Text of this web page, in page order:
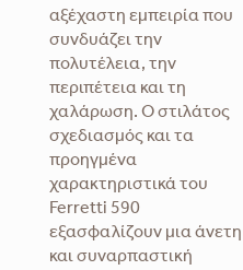
αξέχαστη εμπειρία που
συνδυάζει την
πολυτέλεια, την
περιπέτεια και τη
χαλάρωση. Ο στιλάτος
σχεδιασμός και τα
προηγμένα
χαρακτηριστικά του
Ferretti 590
εξασφαλίζουν μια άνετη
και συναρπαστική